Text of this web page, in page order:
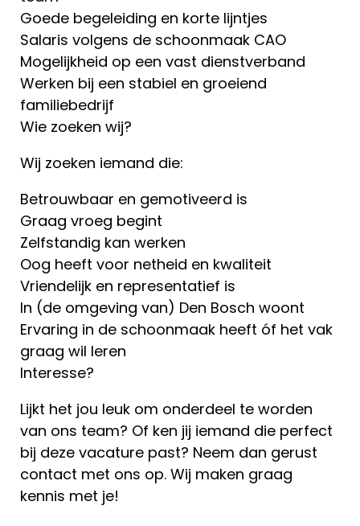
Goede begeleiding en korte lijntjes
Salaris volgens de schoonmaak CAO
Mogelijkheid op een vast dienstverband
Werken bij een stabiel en groeiend
familiebedrijf
Wie zoeken wij?
Wij zoeken iemand die:
Betrouwbaar en gemotiveerd is
Graag vroeg begint
Zelfstandig kan werken
Oog heeft voor netheid en kwaliteit
Vriendelijk en representatief is
In (de omgeving van) Den Bosch woont
Ervaring in de schoonmaak heeft óf het vak
graag wil leren
Interesse?
Lijkt het jou leuk om onderdeel te worden
van ons team? Of ken jij iemand die perfect
bij deze vacature past? Neem dan gerust
contact met ons op. Wij maken graag
kennis met je!